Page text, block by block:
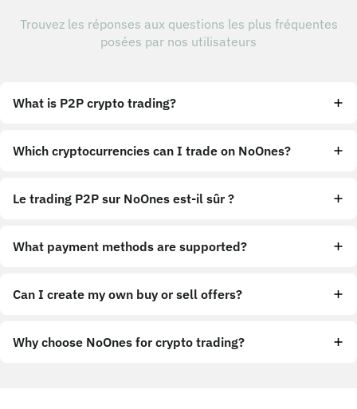
Trouvez les réponses aux questions les plus fréquentes
posées par nos utilisateurs
What is P2P crypto trading?
Which cryptocurrencies can I trade on NoOnes?
Le trading P2P sur NoOnes est-il sûr ?
What payment methods are supported?
Can I create my own buy or sell offers?
Why choose NoOnes for crypto trading?